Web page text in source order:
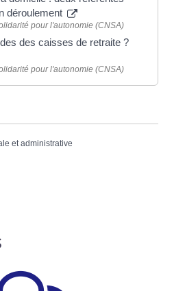
déroulement
pour l'autonomie (CNSA)
des caisses de retraite ?
pour l'autonomie (CNSA)
et administrative